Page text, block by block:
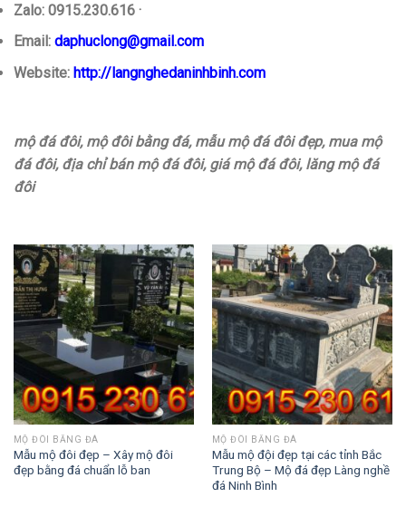
Zalo: 0915.230.616 ·
Email: daphuclong@gmail.com
Website: http://langnghedaninhbinh.com
mộ đá đôi, mộ đôi bằng đá, mẫu mộ đá đôi đẹp, mua mộ
đá đôi, địa chỉ bán mộ đá đôi, giá mộ đá đôi, lăng mộ đá
đôi
MỘ ĐÔI BẰNG ĐÁ
Mẫu mộ đôi đẹp – Xây mộ đôi
đẹp bằng đá chuẩn lỗ ban
MỘ ĐÔI BẰNG ĐÁ
Mẫu mộ đội đẹp tại các tỉnh Bắc
Trung Bộ – Mộ đá đẹp Làng nghề
đá Ninh Bình